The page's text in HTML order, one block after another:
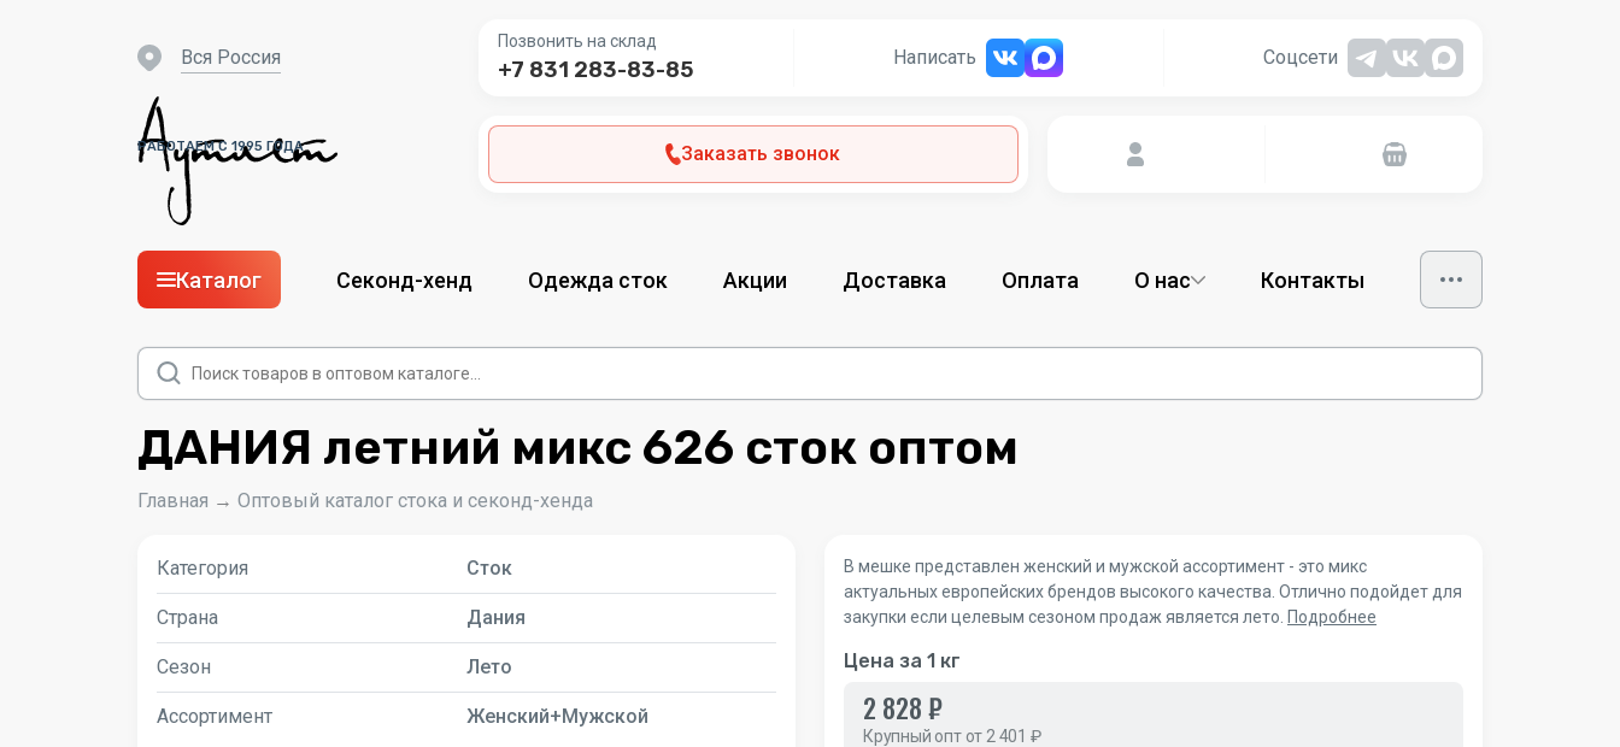
РАБОТАЕМ С 1995 ГОДА
вся Россия
Позвонить на склад
+7 831 283-83-85 Написать Соцсети
Заказать звонок
Каталог Секонд-хенд Одежда сток Акции Доставка Оплата О нас Контакты
Поиск
товаров
ДАНИЯ летний микс 626 сток оптом
Главная → Оптовый каталог стока и секонд-хенда
Категория Сток
Страна Дания
Сезон Лето
Ассортимент Женский+Мужской
В мешке представлен женский и мужской ассортимент - это микс
актуальных европейских брендов высокого качества. Отлично подойдет для
закупки если целевым сезоном продаж является лето. Подробнее
Цена за 1 кг
2 828 ₽
Крупный опт от 2 401 ₽